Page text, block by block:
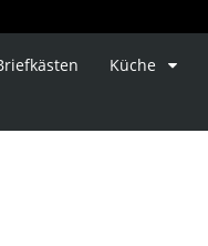
Küche